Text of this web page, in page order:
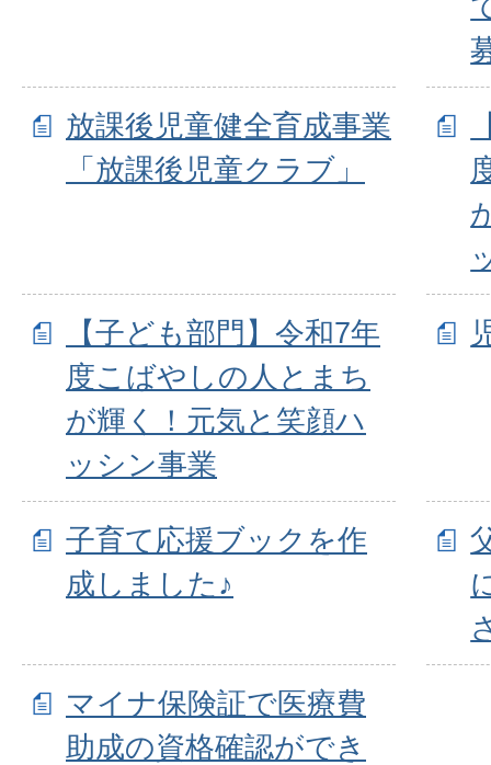
放課後児童健全育成事業
「放課後児童クラブ」
【子ども部門】令和7年
度こばやしの人とまち
が輝く！元気と笑顔ハ
ッシン事業
子育て応援ブックを作
成しました♪
マイナ保険証で医療費
助成の資格確認ができ